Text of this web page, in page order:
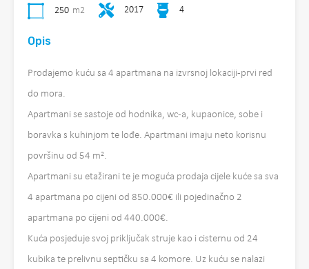
250 m2 2017 4
Opis
Prodajemo kuću sa 4 apartmana na izvrsnoj lokaciji-prvi red
do mora.
Apartmani se sastoje od hodnika, wc-a, kupaonice, sobe i
boravka s kuhinjom te lođe. Apartmani imaju neto korisnu
površinu od 54 m².
Apartmani su etažirani te je moguća prodaja cijele kuće sa sva
4 apartmana po cijeni od 850.000€ ili pojedinačno 2
apartmana po cijeni od 440.000€.
Kuća posjeduje svoj priključak struje kao i cisternu od 24
kubika te prelivnu septičku sa 4 komore. Uz kuću se nalazi